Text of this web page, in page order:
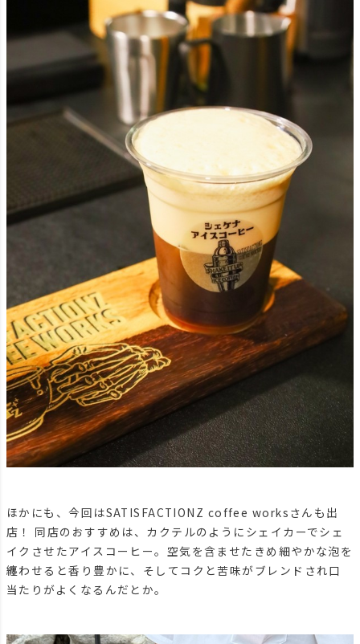
ほかにも、今回はSATISFACTIONZ coffee worksさんも出
店！ 同店のおすすめは、カクテルのようにシェイカーでシェ
イクさせたアイスコーヒー。空気を含ませたきめ細やかな泡を
纏わせると香り豊かに、そしてコクと苦味がブレンドされ口
当たりがよくなるんだとか。